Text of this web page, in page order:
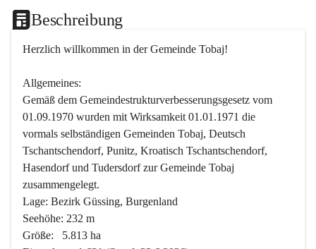
Beschreibung
Herzlich willkommen in der Gemeinde Tobaj!
Allgemeines:
Gemäß dem Gemeindestrukturverbesserungsgesetz vom
01.09.1970 wurden mit Wirksamkeit 01.01.1971 die
vormals selbständigen Gemeinden Tobaj, Deutsch
Tschantschendorf, Punitz, Kroatisch Tschantschendorf,
Hasendorf und Tudersdorf zur Gemeinde Tobaj
zusammengelegt.
Lage: Bezirk Güssing, Burgenland
Seehöhe: 232 m
Größe:   5.813 ha